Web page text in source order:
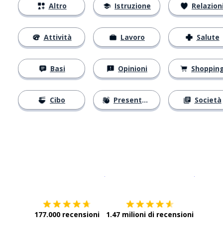
Altro
Attività
Basi
Cibo
Istruzione
Lavoro
Opinioni
Presentarsi
Salute
Società
177.000 recensioni 1.47 milioni di recensioni